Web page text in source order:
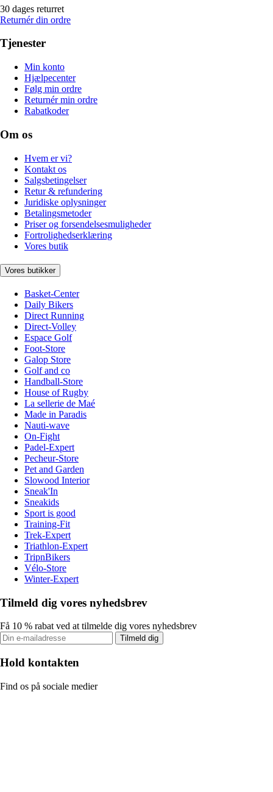
30 dages returret
Returnér din ordre
Tjenester
Min konto
Hjælpecenter
Følg min ordre
Returnér min ordre
Rabatkoder
Om os
Hvem er vi?
Kontakt os
Salgsbetingelser
Retur & refundering
Juridiske oplysninger
Betalingsmetoder
Priser og forsendelsesmuligheder
Fortrolighedserklæring
Vores butik
Vores butikker
Basket-Center
Daily Bikers
Direct Running
Direct-Volley
Espace Golf
Foot-Store
Galop Store
Golf and co
Handball-Store
House of Rugby
La sellerie de Maé
Made in Paradis
Nauti-wave
On-Fight
Padel-Expert
Pecheur-Store
Pet and Garden
Slowood Interior
Sneak'In
Sneakids
Sport is good
Training-Fit
Trek-Expert
Triathlon-Expert
TripnBikers
Vélo-Store
Winter-Expert
Tilmeld dig vores nyhedsbrev
Få 10 % rabat ved at tilmelde dig vores nyhedsbrev
Tilmeld dig
Hold kontakten
Find os på sociale medier